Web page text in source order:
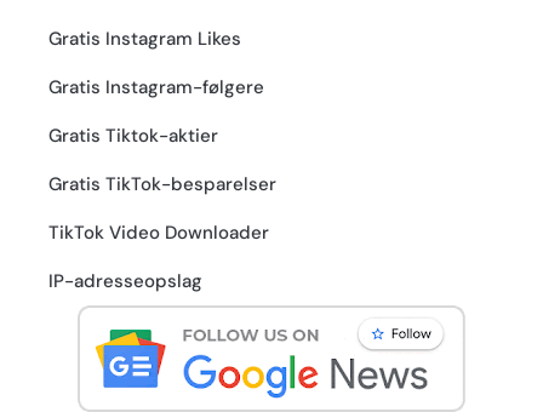
Gratis Instagram Likes
Gratis Instagram-følgere
Gratis Tiktok-aktier
Gratis TikTok-besparelser
TikTok Video Downloader
IP-adresseopslag